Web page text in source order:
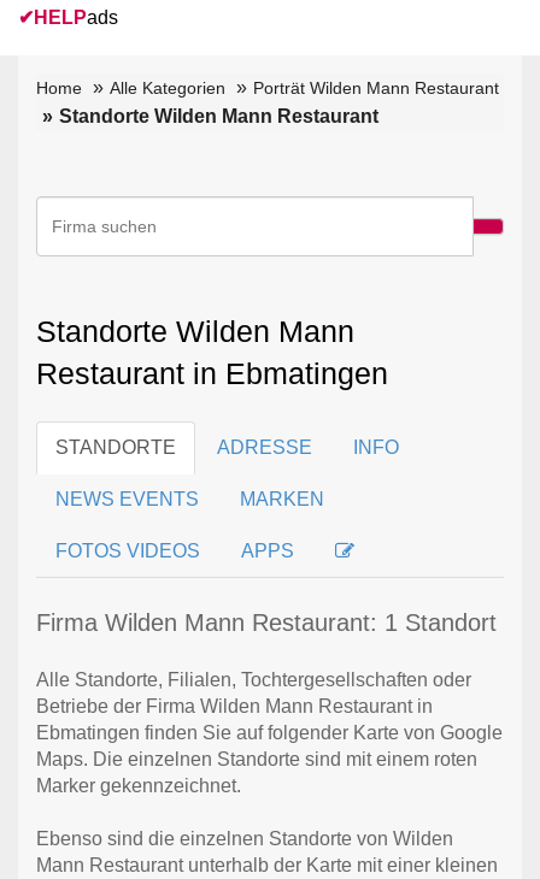
✔ HELPads
Home Alle Kategorien Porträt Wilden Mann Restaurant
Standorte Wilden Mann Restaurant
Standorte Wilden Mann
Restaurant in Ebmatingen
STANDORTE ADRESSE INFO
NEWS EVENTS MARKEN
FOTOS VIDEOS APPS
Firma Wilden Mann Restaurant: 1 Standort
Alle Standorte, Filialen, Tochtergesellschaften oder
Betriebe der Firma Wilden Mann Restaurant in
Ebmatingen finden Sie auf folgender Karte von Google
Maps. Die einzelnen Standorte sind mit einem roten
Marker gekennzeichnet.
Ebenso sind die einzelnen Standorte von Wilden
Mann Restaurant unterhalb der Karte mit einer kleinen